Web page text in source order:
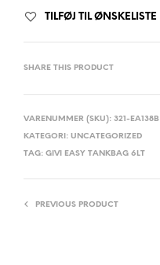
TILFØJ TIL ØNSKELISTE
SHARE THIS PRODUCT
VARENUMMER (SKU): 321-EA138B
KATEGORI: UNCATEGORIZED
TAG: GIVI EASY TANKBAG 6LT
PREVIOUS PRODUCT